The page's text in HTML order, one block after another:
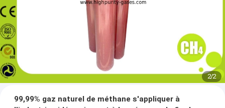
2/2
99,99% gaz naturel de méthane s'appliquer à